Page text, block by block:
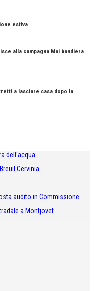
estiva
alla campagna Mai bandiera
a lasciare casa dopo la
dell'acqua
Cervinia
audito in Commissione
a Montjovet